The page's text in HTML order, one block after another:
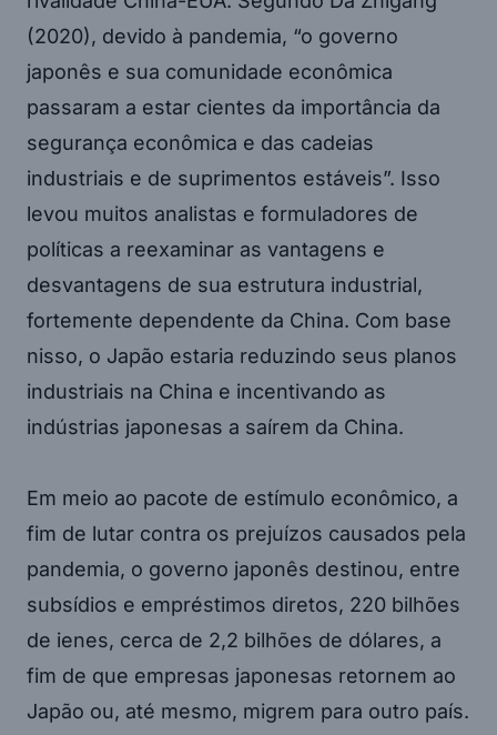
(2020), devido à pandemia, “o governo
japonês e sua comunidade econômica
passaram a estar cientes da importância da
segurança econômica e das cadeias
industriais e de suprimentos estáveis”. Isso
levou muitos analistas e formuladores de
políticas a reexaminar as vantagens e
desvantagens de sua estrutura industrial,
fortemente dependente da China. Com base
nisso, o Japão estaria reduzindo seus planos
industriais na China e incentivando as
indústrias japonesas a saírem da China.
Em meio ao pacote de estímulo econômico, a
fim de lutar contra os prejuízos causados pela
pandemia, o governo japonês destinou, entre
subsídios e empréstimos diretos, 220 bilhões
de ienes, cerca de 2,2 bilhões de dólares, a
fim de que empresas japonesas retornem ao
Japão ou, até mesmo, migrem para outro país.